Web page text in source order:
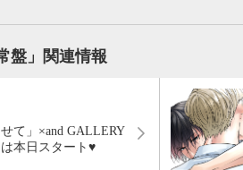
盤」関連情報
せて」×and GALLERY
本日スタート♥